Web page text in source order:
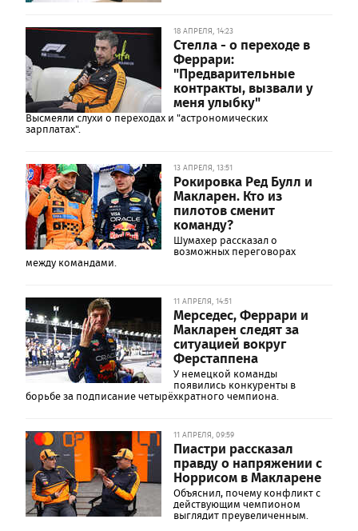
18 АПРЕЛЯ, 14:23
Стелла - о переходе в
Феррари:
"Предварительные
контракты, вызвали у
меня улыбку"
Высмеяли слухи о переходах и "астрономических
зарплатах".
13 АПРЕЛЯ, 13:51
Рокировка Ред Булл и
Макларен. Кто из
пилотов сменит
команду?
Шумахер рассказал о
возможных переговорах
между командами.
11 АПРЕЛЯ, 14:51
Мерседес, Феррари и
Макларен следят за
ситуацией вокруг
Ферстаппена
У немецкой команды
появились конкуренты в
борьбе за подписание четырёхкратного чемпиона.
11 АПРЕЛЯ, 09:59
Пиастри рассказал
правду о напряжении с
Норрисом в Макларене
Объяснил, почему конфликт с
действующим чемпионом
выглядит преувеличенным.